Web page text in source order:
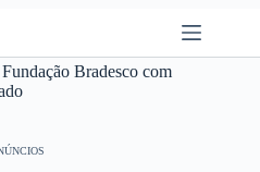
Bradesco com